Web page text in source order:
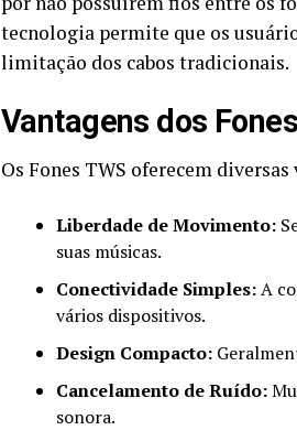
tecnologia permite que os
limitação dos cabos tradicionais.
Vantagens dos
Os Fones TWS oferecem
Liberdade de Movimento:
suas músicas.
Conectividade Simples:A
vários dispositivos.
Design Compacto:
Cancelamento de Ruído:
sonora.